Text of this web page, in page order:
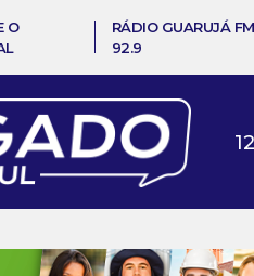
O
RÁDIO GUARUJÁ FM
92.9